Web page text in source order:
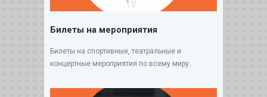
Билеты на мероприятия
Билеты на спортивные, театральные и
концертные мероприятия по всему миру...